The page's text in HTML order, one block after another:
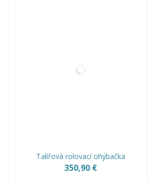
Talířová rolovací ohýbačka
350,90 €